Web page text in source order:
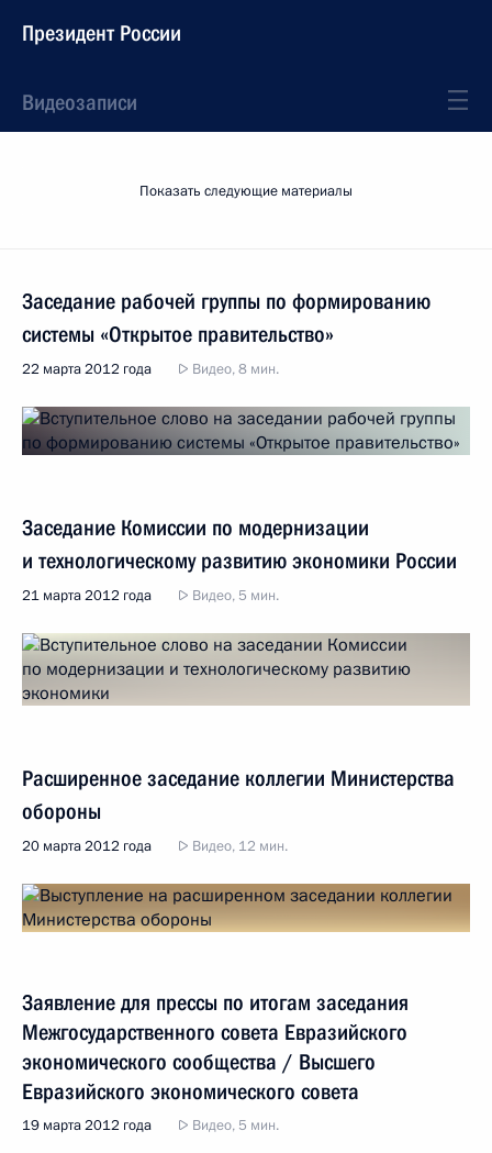
Президент России
Видеозаписи
Показать следующие материалы
Заседание рабочей группы по формированию
системы «Открытое правительство»
22 марта 2012 года Видео, 8 мин.
Заседание Комиссии по модернизации
и технологическому развитию экономики России
21 марта 2012 года Видео, 5 мин.
Расширенное заседание коллегии Министерства
обороны
20 марта 2012 года Видео, 12 мин.
Заявление для прессы по итогам заседания
Межгосударственного совета Евразийского
экономического сообщества / Высшего
Евразийского экономического совета
19 марта 2012 года Видео, 5 мин.